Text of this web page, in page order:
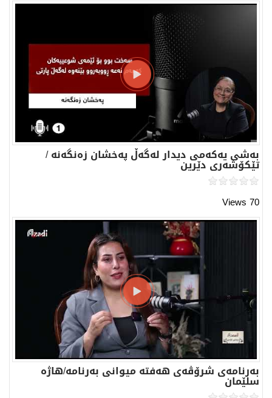
بەشی یەكەمی دیدار لەگەڵ پەخشان زەنگەنە /
تێكۆشەری دێرین
70 Views
بەرنامەی شرۆڤەی هەفتە میوانی بەرنامە/هاژە
سلێمان